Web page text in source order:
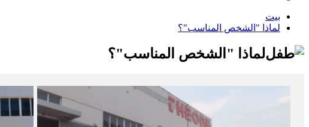
بيت
لماذا "الشخص المناسب"؟
لماذا "الشخص المناسب"؟